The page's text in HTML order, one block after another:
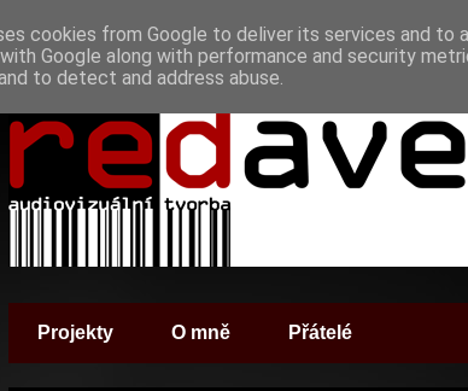
Projekty O mně Přátelé
cookies from Google to deliver its services and to
Google along with performance and security
to detect and address abuse.